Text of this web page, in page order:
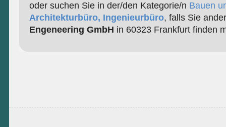
oder suchen Sie in der/den Kategorie/n Bauen
Architekturbüro, Ingenieurbüro, falls Sie
Engeneering GmbH in 60323 Frankfurt finden